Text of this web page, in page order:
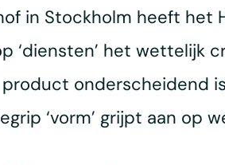
in Stockholm heeft het
‘diensten’ het
onderscheidend
‘vorm’ grijpt aan op